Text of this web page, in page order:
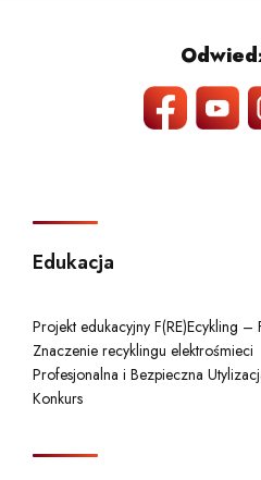
Edukacja
Projekt edukacyjny F(RE)Ecykling –
Znaczenie recyklingu elektrośmieci
Profesjonalna i Bezpieczna
Konkurs